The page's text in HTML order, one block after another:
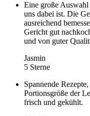
Eine große Auswahl
uns dabei ist. Die
ausreichend
Gericht gut
und von guter
Jasmin
5 Sterne
Spannende
Portionsgröße der
frisch und gekühlt.